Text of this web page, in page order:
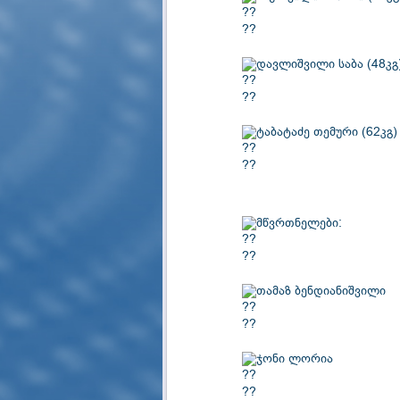
დავლიშვილი საბა
ტაბატაძე თემური (62კგ)
მწვრთნელები:
თამაზ ბენდიანიშვილი
ჯონი ლორია